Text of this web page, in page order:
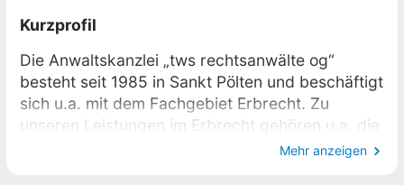
Kurzprofil
Die Anwaltskanzlei „tws rechtsanwälte og“
besteht seit 1985 in Sankt Pölten und beschäftigt
sich u.a. mit dem Fachgebiet Erbrecht. Zu
unseren Leistungen im Erbrecht gehören u.a. die
Abwicklung von Verlassenschaftsverfahren, das
Mehr anzeigen